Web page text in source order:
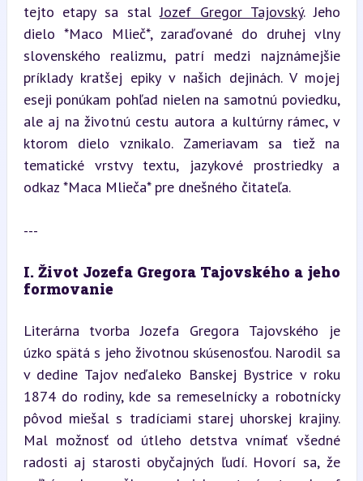
tejto etapy sa stal Jozef Gregor Tajovský. Jeho
dielo *Maco Mlieč*, zaraďované do druhej vlny
slovenského realizmu, patrí medzi najznámejšie
príklady kratšej epiky v našich dejinách. V mojej
eseji ponúkam pohľad nielen na samotnú poviedku,
ale aj na životnú cestu autora a kultúrny rámec, v
ktorom dielo vznikalo. Zameriavam sa tiež na
tematické vrstvy textu, jazykové prostriedky a
odkaz *Maca Mlieča* pre dnešného čitateľa.
---
I. Život Jozefa Gregora Tajovského a jeho
formovanie
Literárna tvorba Jozefa Gregora Tajovského je
úzko spätá s jeho životnou skúsenosťou. Narodil sa
v dedine Tajov neďaleko Banskej Bystrice v roku
1874 do rodiny, kde sa remeselnícky a robotnícky
pôvod miešal s tradíciami starej uhorskej krajiny.
Mal možnosť od útleho detstva vnímať všedné
radosti aj starosti obyčajných ľudí. Hovorí sa, že